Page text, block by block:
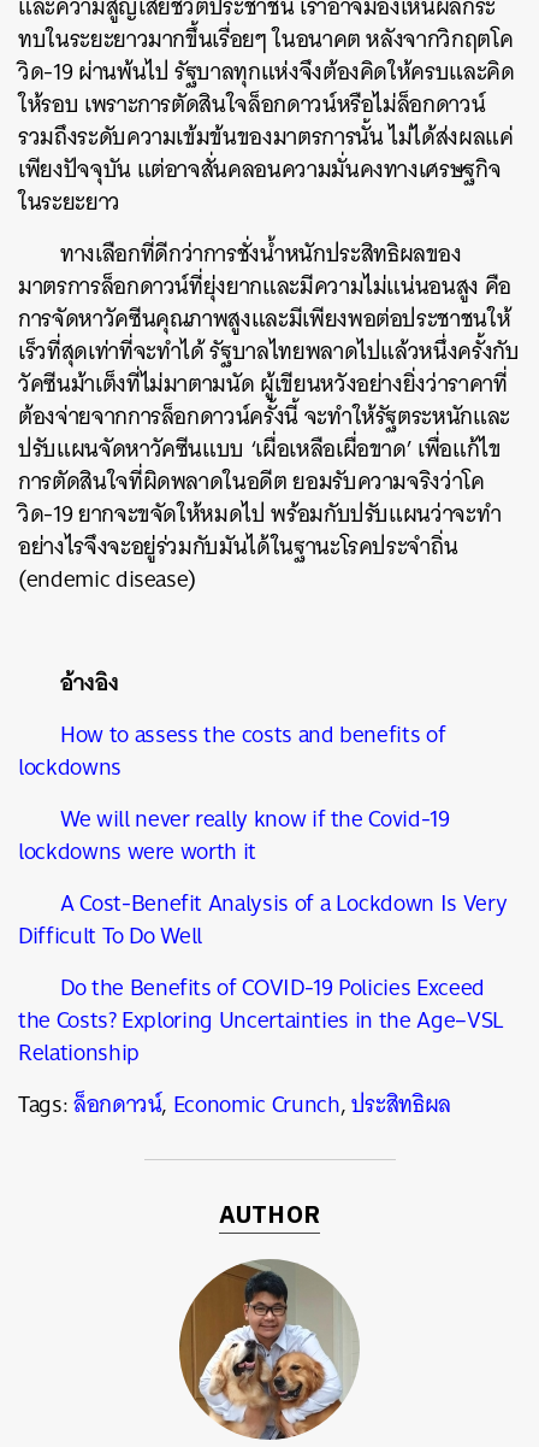
ทบในระยะยาวมากขึ้นเรื่อยๆ ในอนาคต หลังจากวิกฤตโค
วิด-19 ผ่านพ้นไป รัฐบาลทุกแห่งจึงต้องคิดให้ครบและคิด
ให้รอบ เพราะการตัดสินใจล็อกดาวน์หรือไม่ล็อกดาวน์
รวมถึงระดับความเข้มข้นของมาตรการนั้น ไม่ได้ส่งผลแค่
เพียงปัจจุบัน แต่อาจสั่นคลอนความมั่นคงทางเศรษฐกิจ
ในระยะยาว
ทางเลือกที่ดีกว่าการชั่งน้ำหนักประสิทธิผลของ
มาตรการล็อกดาวน์ที่ยุ่งยากและมีความไม่แน่นอนสูง คือ
การจัดหาวัคซีนคุณภาพสูงและมีเพียงพอต่อประชาชนให้
เร็วที่สุดเท่าที่จะทำได้ รัฐบาลไทยพลาดไปแล้วหนึ่งครั้งกับ
วัคซีนม้าเต็งที่ไม่มาตามนัด ผู้เขียนหวังอย่างยิ่งว่าราคาที่
ต้องจ่ายจากการล็อกดาวน์ครั้งนี้ จะทำให้รัฐตระหนักและ
ปรับแผนจัดหาวัคซีนแบบ ‘เผื่อเหลือเผื่อขาด’ เพื่อแก้ไข
การตัดสินใจที่ผิดพลาดในอดีต ยอมรับความจริงว่าโค
วิด-19 ยากจะขจัดให้หมดไป พร้อมกับปรับแผนว่าจะทำ
อย่างไรจึงจะอยู่ร่วมกับมันได้ในฐานะโรคประจำถิ่น
(endemic disease)
อ้างอิง
How to assess the costs and benefits of
lockdowns
We will never really know if the Covid-19
lockdowns were worth it
A Cost‐​Benefit Analysis of a Lockdown Is Very
Difficult To Do Well
Do the Benefits of COVID-19 Policies Exceed
the Costs? Exploring Uncertainties in the Age–VSL
Relationship
Tags:ล็อกดาวน์, Economic Crunch,ประสิทธิผล
AUTHOR